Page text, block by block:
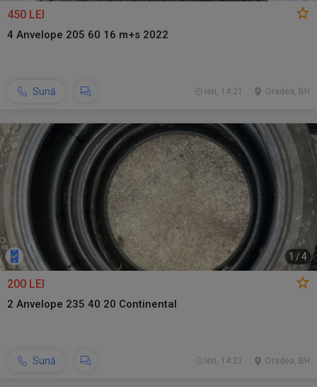
450 LEI
4 Anvelope 205 60 16 m+s 2022
Sună Oradea, BH
ieri, 14:21
1 /4
200 LEI
2 Anvelope 235 40 20 Continental
Sună Oradea, BH
ieri, 14:21